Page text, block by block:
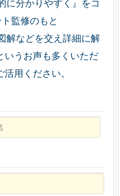
に分かりやすく』をコ
監修のもと
解などを交え詳細に解
いうお声も多くいただ
用ください。